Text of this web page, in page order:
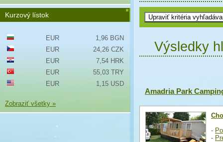
Výsledky
Amadria Park
-
-
Kurzový lístok
EUR
1,96 BGN
EUR
24,26 CZK
EUR
7,54 HRK
EUR
55,03 TRY
EUR
1,15 USD
Zobraziť všetky »